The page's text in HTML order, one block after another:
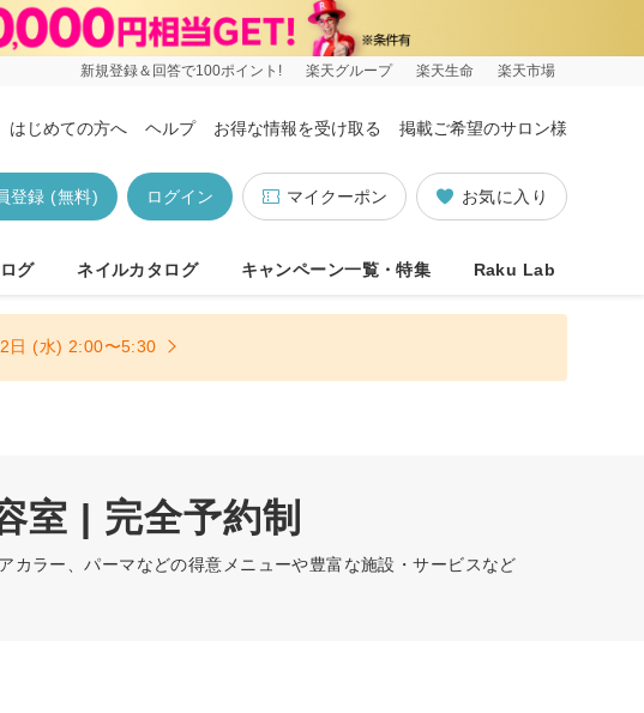
新規登録＆回答で100ポイント! 楽天グループ 楽天生命 楽天市場
はじめての方へ ヘルプ お得な情報を受け取る 掲載ご希望のサロン様
お気に入り
マイクーポン
ログイン
登録 (無料)
グ ネイルカタログ キャンペーン一覧・特集 Raku Lab
日 (水) 2:00〜5:30
室 | 完全予約制
ラー、パーマなどの得意メニューや豊富な施設・サービスなど